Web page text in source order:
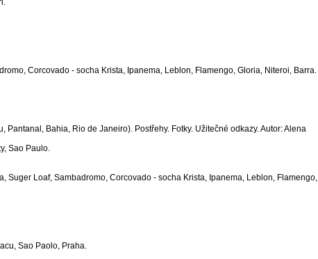
Corcovado - socha Krista, Ipanema, Leblon, Flamengo, Gloria, Niteroi, Barra.
Bahia, Rio de Janeiro). Postřehy. Fotky. Užitečné odkazy. Autor: Alena
Sao Paulo.
Loaf, Sambadromo, Corcovado - socha Krista, Ipanema, Leblon, Flamengo,
Sao Paolo, Praha.